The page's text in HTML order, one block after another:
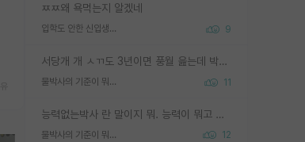
ㅉㅉ왜 욕먹는지 알겠네
입학도 안한 신입생이 원래 관심을 받나요 9
서당개 개 ㅅㄲ도 3년이면 풍월 읊는데 박사 5년 이상 대리고 있으면서 물된건 교수 탓 맞는ㄱ게 거기가 서당이 아니란 소리임
물박사의 기준이 뭐임? 11
능력없는박사 란 말이지 뭐. 능력이 뭐고 능력이 있다는게 뭔지는 사람마다 기준이 다르니까 얘기해봐야 서로 자기 기준만 얘기해서 논쟁이 끝이 안나고. 주위에서 능력있고 야심있는 신입생이 교수가 유의미한 피드백을 아예 안주면서 제대로된 과제에 참여해볼 기회도 제공하지 않고 잡일 뺑뺑이만 돌려서 맨날 단순작업만 하면서 밤새다가 눈빛이 점점 죽어가는걸 본 사람은 물박사는 교수탓이라고 하고, 교수는 이것저것 알려도 주고 기회도 주고 사수 동기 붙여주면서 어떻게든 끌고가려고 하는데 본인이 매일 뺀질거리면서 출근 하는둥마는둥 하다가 기껏 와서도 폰이나 쳐다보다가 실험 망치고 저녁약속있어서 먼저 가볼게요~ 하는걸 본 사람은 물박사는 본인탓이라고 함.
물박사의 기준이 뭐임? 12